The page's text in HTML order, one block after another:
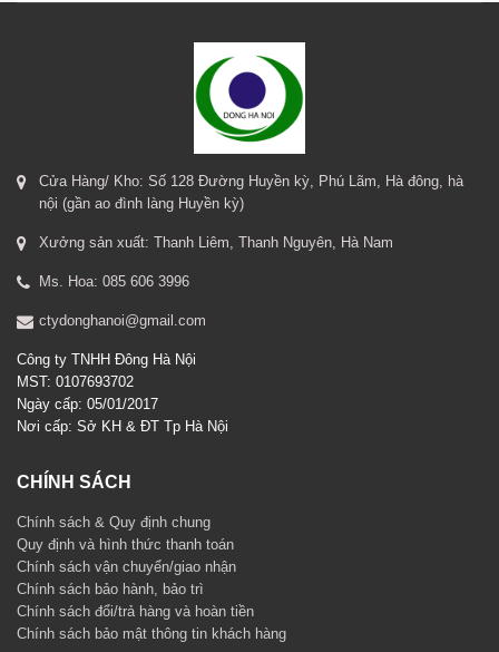
Cửa Hàng/ Kho: Số 128 Đường Huyền kỳ, Phú Lãm, Hà đông, hà
nội (gần ao đình làng Huyền kỳ)
Xưởng sản xuất: Thanh Liêm, Thanh Nguyên, Hà Nam
Ms. Hoa: 085 606 3996
ctydonghanoi@gmail.com
Công ty TNHH Đông Hà Nội
MST: 0107693702
Ngày cấp: 05/01/2017
Nơi cấp: Sở KH & ĐT Tp Hà Nội
CHÍNH SÁCH
Chính sách & Quy định chung
Quy định và hình thức thanh toán
Chính sách vận chuyển/giao nhận
Chính sách bảo hành, bảo trì
Chính sách đổi/trả hàng và hoàn tiền
Chính sách bảo mật thông tin khách hàng